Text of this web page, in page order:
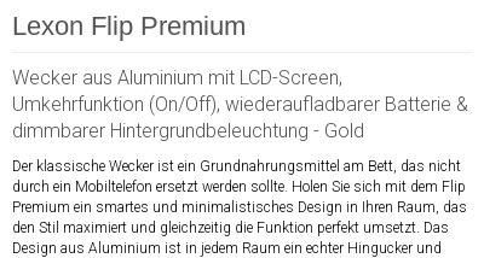
Lexon Flip Premium
Wecker aus Aluminium mit LCD-Screen,
Umkehrfunktion (On/Off), wiederaufladbarer Batterie &
dimmbarer Hintergrundbeleuchtung - Gold
Der klassische Wecker ist ein Grundnahrungsmittel am Bett, das nicht
durch ein Mobiltelefon ersetzt werden sollte. Holen Sie sich mit dem Flip
Premium ein smartes und minimalistisches Design in Ihren Raum, das
den Stil maximiert und gleichzeitig die Funktion perfekt umsetzt. Das
Design aus Aluminium ist in jedem Raum ein echter Hingucker und